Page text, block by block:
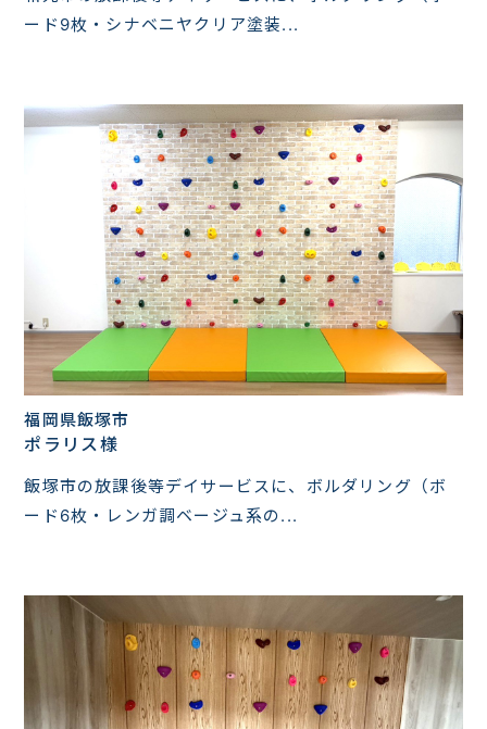
ード9枚・シナベニヤクリア塗装...
福岡県飯塚市
ポラリス様
飯塚市の放課後等デイサービスに、ボルダリング（ボ
ード6枚・レンガ調ベージュ系の...